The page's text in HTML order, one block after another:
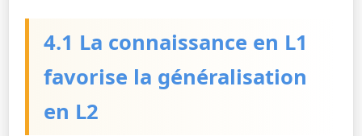
4.1 La connaissance en L1
favorise la généralisation
en L2